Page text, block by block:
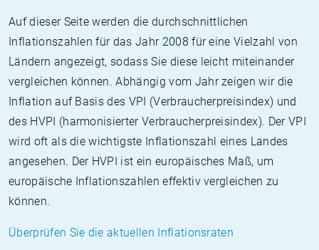
Auf dieser Seite werden die durchschnittlichen
Inflationszahlen für das Jahr 2008 für eine Vielzahl von
Ländern angezeigt, sodass Sie diese leicht miteinander
vergleichen können. Abhängig vom Jahr zeigen wir die
Inflation auf Basis des VPI (Verbraucherpreisindex) und
des HVPI (harmonisierter Verbraucherpreisindex). Der VPI
wird oft als die wichtigste Inflationszahl eines Landes
angesehen. Der HVPI ist ein europäisches Maß, um
europäische Inflationszahlen effektiv vergleichen zu
können.
Überprüfen Sie die aktuellen Inflationsraten